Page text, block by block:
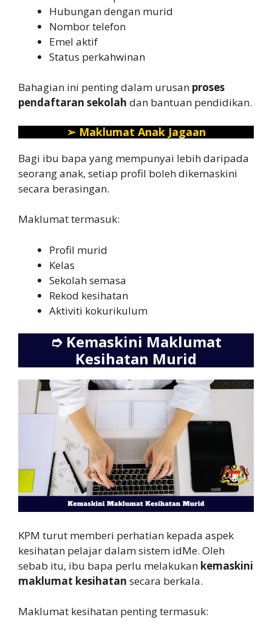
Hubungan dengan murid
Nombor telefon
Emel aktif
Status perkahwinan
Bahagian ini penting dalam urusan proses
pendaftaran sekolah dan bantuan pendidikan.
➢ Maklumat Anak Jagaan
Bagi ibu bapa yang mempunyai lebih daripada
seorang anak, setiap profil boleh dikemaskini
secara berasingan.
Maklumat termasuk:
Profil murid
Kelas
Sekolah semasa
Rekod kesihatan
Aktiviti kokurikulum
➮ Kemaskini Maklumat
Kesihatan Murid
KPM turut memberi perhatian kepada aspek
kesihatan pelajar dalam sistem idMe. Oleh
sebab itu, ibu bapa perlu melakukan kemaskini
maklumat kesihatan secara berkala.
Maklumat kesihatan penting termasuk: